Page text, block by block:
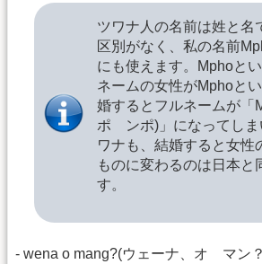
ツワナ人の名前は姓と名
区別がなく、私の名前
にも使えます。Mphoと
ネームの女性がMphoと
婚するとフルネームが「
ポ ンポ)」になってしま
ワナも、結婚すると女性
ものに変わるのは日本と
す。
- wena o mang?(ウェーナ、オ マン